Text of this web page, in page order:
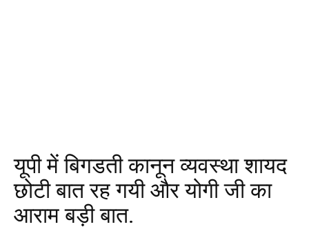
यूपी में बिगडती कानून व्यवस्था शायद
छोटी बात रह गयी और योगी जी का
आराम बड़ी बात.